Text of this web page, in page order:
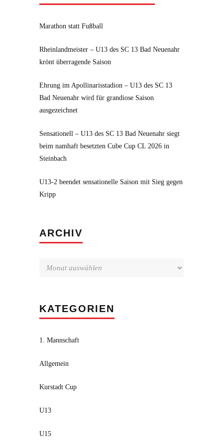
Marathon statt Fußball
Rheinlandmeister – U13 des SC 13 Bad Neuenahr
krönt überragende Saison
Ehrung im Apollinarisstadion – U13 des SC 13
Bad Neuenahr wird für grandiose Saison
ausgezeichnet
Sensationell – U13 des SC 13 Bad Neuenahr siegt
beim namhaft besetzten Cube Cup CL 2026 in
Steinbach
U13-2 beendet sensationelle Saison mit Sieg gegen
Kripp
ARCHIV
KATEGORIEN
1. Mannschaft
Allgemein
Kurstadt Cup
U13
U15